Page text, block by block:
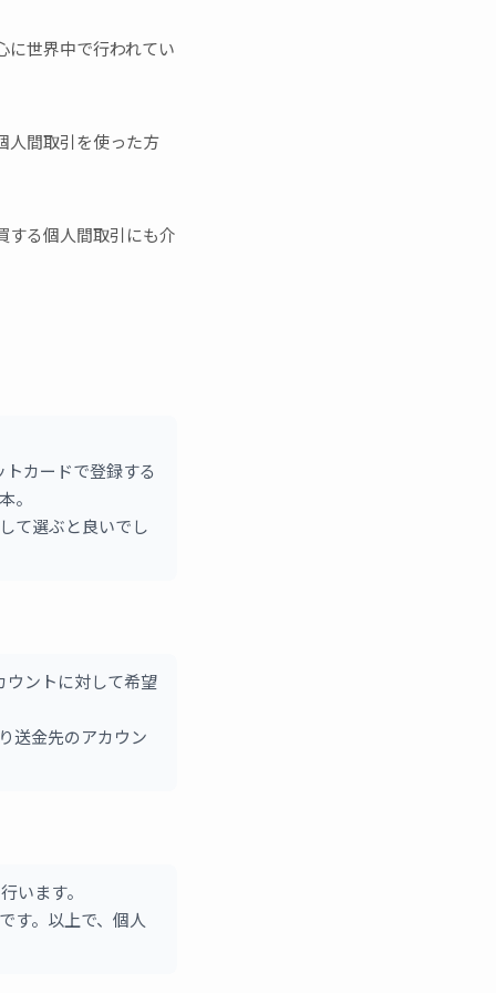
に世界中で行われてい
人間取引を使った方
する個人間取引にも介
カードで登録する
。
て選ぶと良いでし
ウントに対して希望
送金先のアカウン
います。
す。以上で、個人